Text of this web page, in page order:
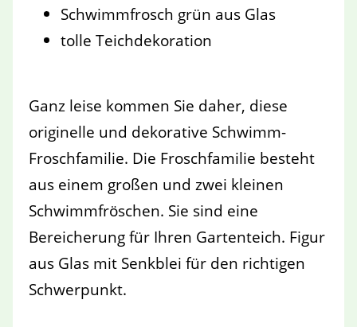
Schwimmfrosch grün aus Glas
tolle Teichdekoration
Ganz leise kommen Sie daher, diese
originelle und dekorative Schwimm-
Froschfamilie. Die Froschfamilie besteht
aus einem großen und zwei kleinen
Schwimmfröschen. Sie sind eine
Bereicherung für Ihren Gartenteich. Figur
aus Glas mit Senkblei für den richtigen
Schwerpunkt.